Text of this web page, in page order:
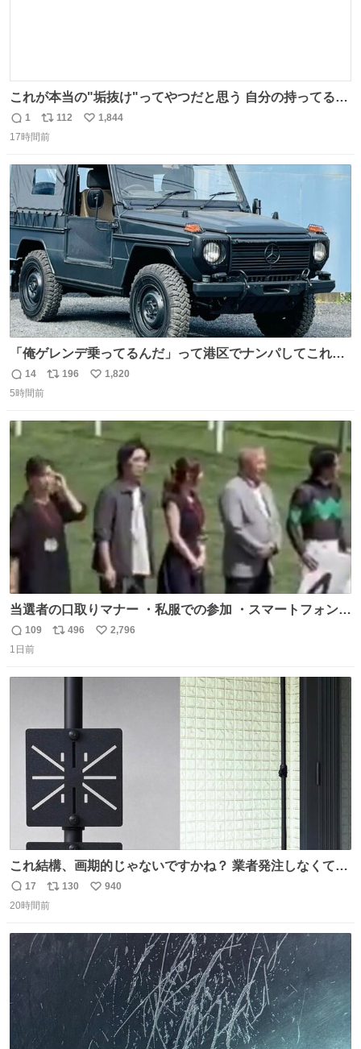
これが本当の"垢抜け"ってやつだと思う 自分の持ってるポ
テンシャルを最大限活かしてるもん 私も整形とかじゃなく
て、こういう垢抜け方したい
返
信
1
リ
ポ
ト
数
112
い
数
1,844
17時間前
「俺ゲレンデ乗ってるんだ」って港区でナンパしてこれで
迎え行きたい
返
信
14
リ
ト
196
い
数
1,820
5時間前
当選者の口取りマナー ・私服での参加 ・スマートフォンで
の撮影 ・調教師へ自分から握手を求める行為 ・シャツをズ
ボンにインしていない服装 ・ボディーバッグの着用 私も口
返
信
109
リ
496
い
2,796
1日前
これ結構、画期的じゃないですかね？ 業者発注しなくて
も、誰でも簡単に防犯カメラ設置が… 町の電気屋さんでも
施工できそう
返
信
17
リ
ポ
ト
数
130
い
数
940
20時間前